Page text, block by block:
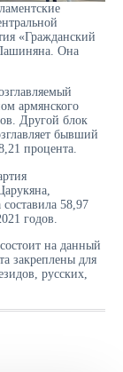
«Гражданский
Она
армянского
Другой блок
бывший
процента.
58,97
годов.
на данный
закреплены для
русских,